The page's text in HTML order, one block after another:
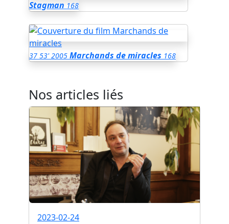
Stagman 168
37 53' 2005 Marchands de miracles 168
Nos articles liés
2023-02-24